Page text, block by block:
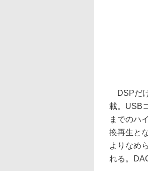
DSPだ
載。USB
までのハ
換再生と
よりなめ
れる。